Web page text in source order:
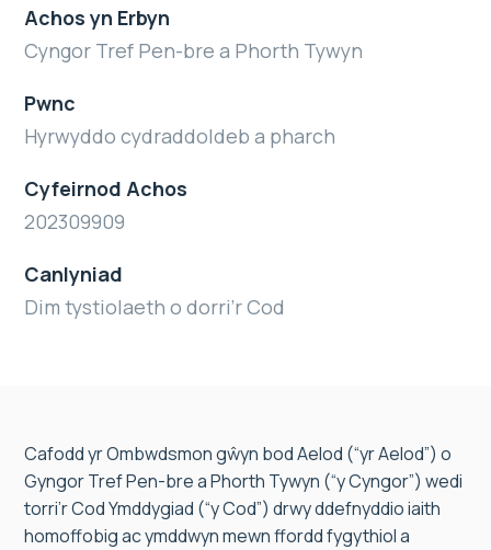
Achos yn Erbyn
Cyngor Tref Pen-bre a Phorth Tywyn
Pwnc
Hyrwyddo cydraddoldeb a pharch
Cyfeirnod Achos
202309909
Canlyniad
Dim tystiolaeth o dorri’r Cod
Cafodd yr Ombwdsmon gŵyn bod Aelod (“yr Aelod”) o
Gyngor Tref Pen-bre a Phorth Tywyn (“y Cyngor”) wedi
torri’r Cod Ymddygiad (“y Cod”) drwy ddefnyddio iaith
homoffobig ac ymddwyn mewn ffordd fygythiol a